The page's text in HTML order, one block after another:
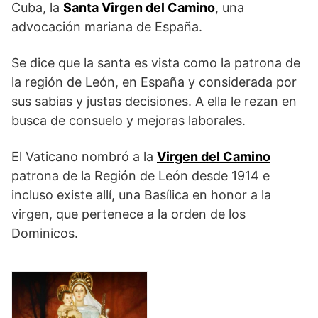
Cuba, la Santa Virgen del Camino, una
advocación mariana de España.
Se dice que la santa es vista como la patrona de
la región de León, en España y considerada por
sus sabias y justas decisiones. A ella le rezan en
busca de consuelo y mejoras laborales.
El Vaticano nombró a la Virgen del Camino
patrona de la Región de León desde 1914 e
incluso existe allí, una Basílica en honor a la
virgen, que pertenece a la orden de los
Dominicos.